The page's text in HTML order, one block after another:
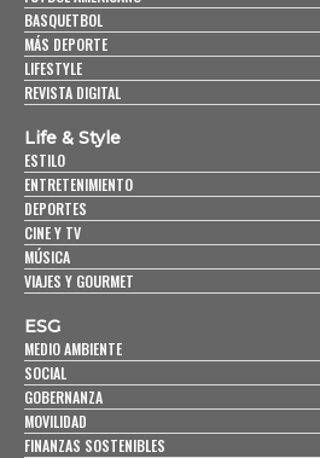
BASQUETBOL
MÁS DEPORTE
LIFESTYLE
REVISTA DIGITAL
Life & Style
ESTILO
ENTRETENIMIENTO
DEPORTES
CINE Y TV
MÚSICA
VIAJES Y GOURMET
ESG
MEDIO AMBIENTE
SOCIAL
GOBERNANZA
MOVILIDAD
FINANZAS SOSTENIBLES